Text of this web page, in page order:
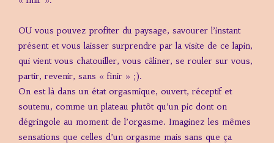
OU vous pouvez profiter du paysage, savourer l’instant
présent et vous laisser surprendre par la visite de ce lapin,
qui vient vous chatouiller, vous câliner, se rouler sur vous,
partir, revenir, sans « finir » ;).
On est là dans un état orgasmique, ouvert, réceptif et
soutenu, comme un plateau plutôt qu’un pic dont on
dégringole au moment de l’orgasme. Imaginez les mêmes
sensations que celles d’un orgasme mais sans que ça